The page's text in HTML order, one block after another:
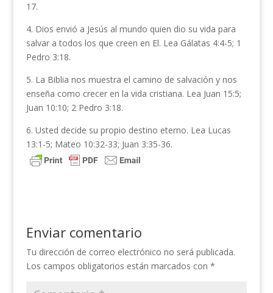
17.
4. Dios envió a Jesús al mundo quien dio su vida para
salvar a todos los que creen en El. Lea Gálatas 4:4-5; 1
Pedro 3:18.
5. La Biblia nos muestra el camino de salvación y nos
enseña como crecer en la vida cristiana. Lea Juan 15:5;
Juan 10:10; 2 Pedro 3:18.
6. Usted decide su propio destino eterno. Lea Lucas
13:1-5; Mateo 10:32-33; Juan 3:35-36.
Enviar comentario
Tu dirección de correo electrónico no será publicada.
Los campos obligatorios están marcados con *